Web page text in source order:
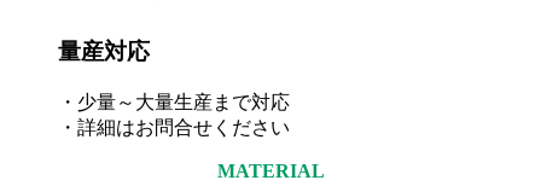
量産対応
・少量～大量生産まで対応
・詳細はお問合せください
MATERIAL